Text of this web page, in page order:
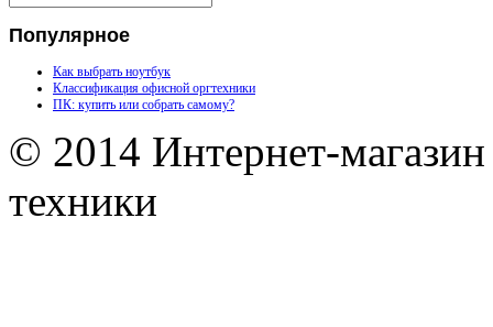
Популярное
Как выбрать ноутбук
Классификация офисной оргтехники
ПК: купить или собрать самому?
© 2014 Интернет-
техники